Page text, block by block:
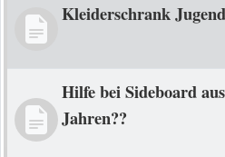
Kleiderschrank
Hilfe bei Sideboard
Jahren??